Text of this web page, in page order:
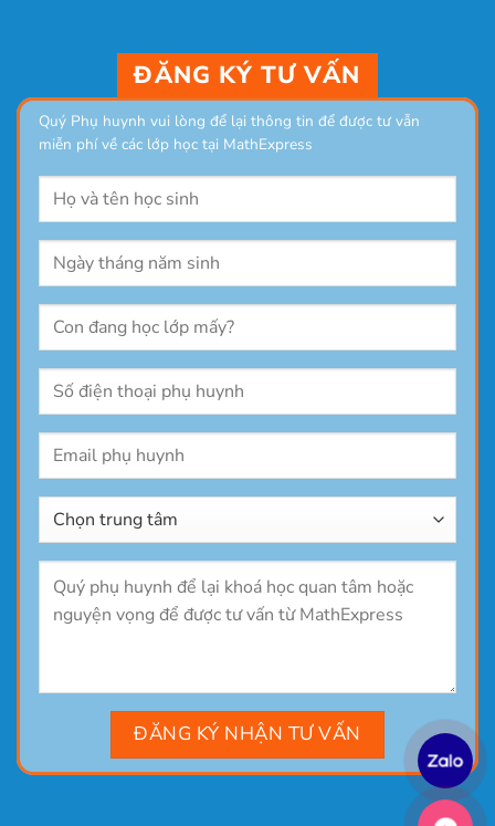
ĐĂNG KÝ TƯ VẤN
Quý Phụ huynh vui lòng để lại thông tin để được tư vẫn
miễn phí về các lớp học tại MathExpress